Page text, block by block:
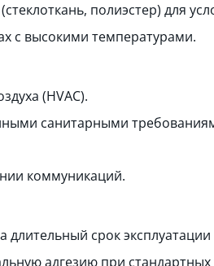
полиэстер) для
с высокими температурами.
(HVAC).
санитарными
коммуникаций.
срок
адгезию при